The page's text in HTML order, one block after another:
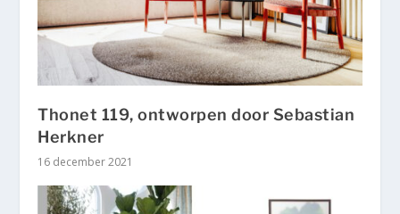
Thonet 119, ontworpen door Sebastian
Herkner
16 december 2021